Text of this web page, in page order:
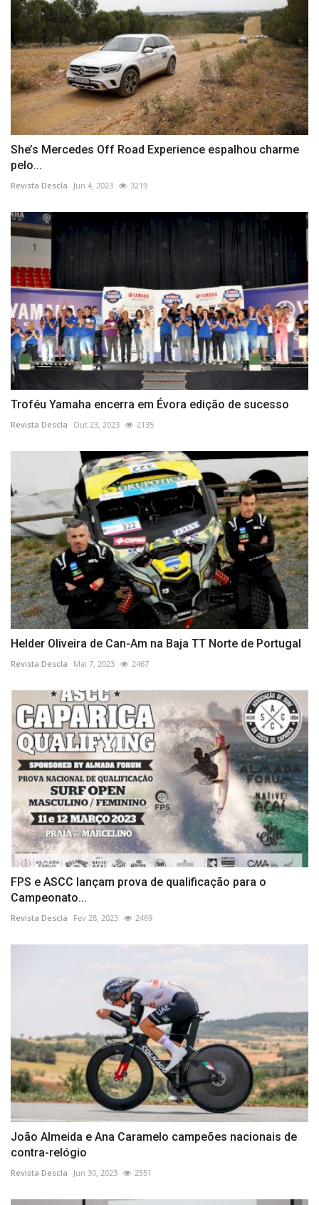
She’s Mercedes Off Road Experience espalhou charme
pelo...
Revista Descla Jun 4, 2023 3219
Troféu Yamaha encerra em Évora edição de sucesso
Revista Descla Out 23, 2023 2135
Helder Oliveira de Can-Am na Baja TT Norte de Portugal
Revista Descla Mai 7, 2023 2467
FPS e ASCC lançam prova de qualificação para o
Campeonato...
Revista Descla Fev 28, 2023 2469
João Almeida e Ana Caramelo campeões nacionais de
contra-relógio
Revista Descla Jun 30, 2023 2551